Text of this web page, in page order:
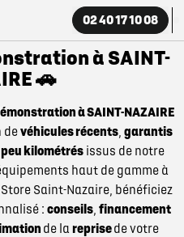
02 40 17 10 08
à SAINT-
🚗
à SAINT-NAZAIRE
devéhicules récents, garantis
peu kilométrés issus de notre
haut de gamme à
Saint-Nazaire, bénéficiez
: conseils, financement
de lareprisede votre